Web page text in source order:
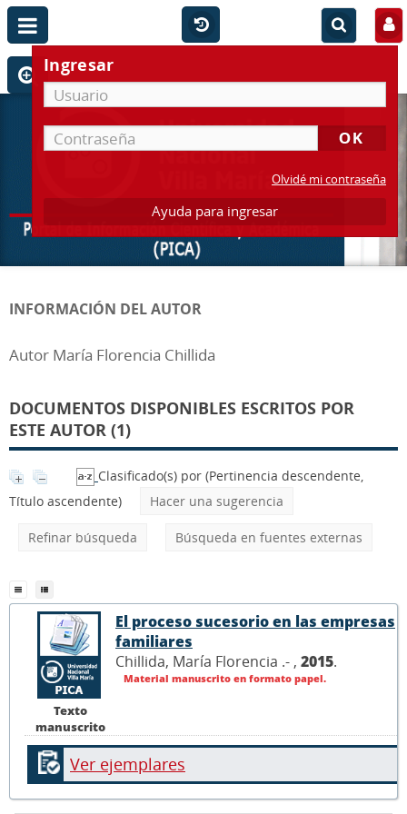
Ingresar
Olvidé mi contraseña
Ayuda para ingresar
INFORMACIÓN DEL AUTOR
Autor María Florencia Chillida
DOCUMENTOS DISPONIBLES ESCRITOS POR
ESTE AUTOR (1)
Clasificado(s) por (Pertinencia descendente,
Título ascendente)
Hacer una sugerencia
Refinar búsqueda Búsqueda en fuentes externas
Texto
manuscrito
El proceso sucesorio en las empresas
familiares
Chillida, María Florencia .- , 2015.
Material manuscrito en formato papel.
Ver ejemplares